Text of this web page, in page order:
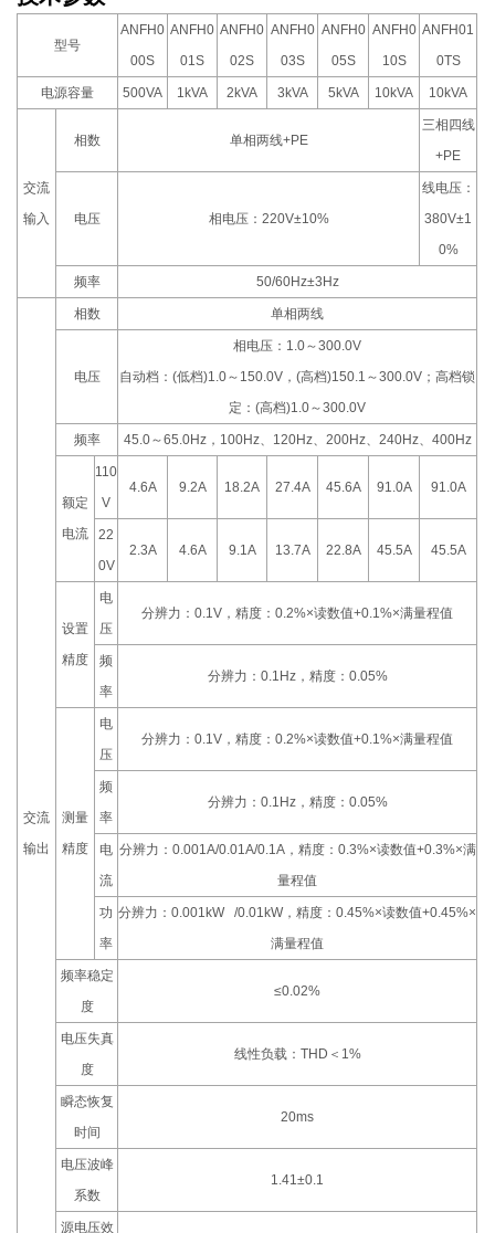
型号
ANFH0
00S
ANFH0
01S
ANFH0
02S
ANFH0
03S
ANFH0
05S
ANFH0
10S
ANFH01
0TS
电源容量 500VA 1kVA 2kVA 3kVA 5kVA 10kVA 10kVA
交流
输入
相数 单相两线+PE
三相四线
+PE
电压 相电压：220V±10%
线电压：
380V±1
0%
频率 50/60Hz±3Hz
交流
输出
相数 单相两线
电压
相电压：1.0～300.0V
自动档：(低档)1.0～150.0V，(高档)150.1～300.0V；高档锁
定：(高档)1.0～300.0V
频率 45.0～65.0Hz，100Hz、120Hz、200Hz、240Hz、400Hz
额定
电流
110
V
4.6A 9.2A 18.2A 27.4A 45.6A 91.0A 91.0A
22
0V
2.3A 4.6A 9.1A 13.7A 22.8A 45.5A 45.5A
设置
精度
电
压
分辨力：0.1V，精度：0.2%×读数值+0.1%×满量程值
频
率
分辨力：0.1Hz，精度：0.05%
测量
精度
电
压
分辨力：0.1V，精度：0.2%×读数值+0.1%×满量程值
频
率
分辨力：0.1Hz，精度：0.05%
电
流
分辨力：0.001A/0.01A/0.1A，精度：0.3%×读数值+0.3%×满
量程值
功
率
分辨力：0.001kW /0.01kW，精度：0.45%×读数值+0.45%×
满量程值
频率稳定
度
≤0.02%
电压失真
度
线性负载：THD＜1%
瞬态恢复
时间
20ms
电压波峰
系数
1.41±0.1
源电压效